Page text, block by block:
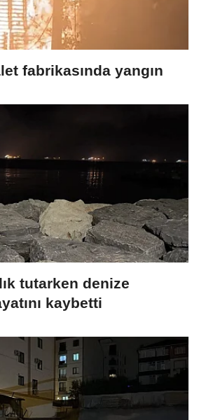
fabrikasında yangın
tutarken denize
kaybetti